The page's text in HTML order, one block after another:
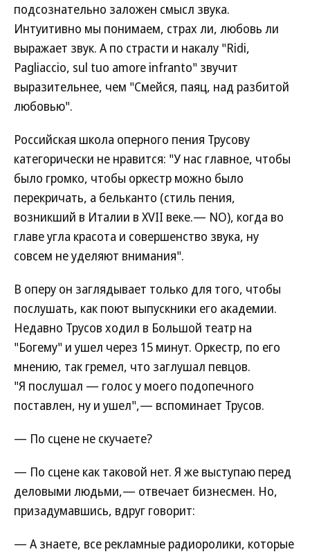
подсознательно заложен смысл звука.
Интуитивно мы понимаем, страх ли, любовь ли
выражает звук. А по страсти и накалу "Ridi,
Pagliaccio, sul tuo amore infranto" звучит
выразительнее, чем "Смейся, паяц, над разбитой
любовью".
Российская школа оперного пения Трусову
категорически не нравится: "У нас главное, чтобы
было громко, чтобы оркестр можно было
перекричать, а бельканто (стиль пения,
возникший в Италии в XVII веке.— NO), когда во
главе угла красота и совершенство звука, ну
совсем не уделяют внимания".
В оперу он заглядывает только для того, чтобы
послушать, как поют выпускники его академии.
Недавно Трусов ходил в Большой театр на
"Богему" и ушел через 15 минут. Оркестр, по его
мнению, так гремел, что заглушал певцов.
"Я послушал — голос у моего подопечного
поставлен, ну и ушел",— вспоминает Трусов.
— По сцене не скучаете?
— По сцене как таковой нет. Я же выступаю перед
деловыми людьми,— отвечает бизнесмен. Но,
призадумавшись, вдруг говорит:
— А знаете, все рекламные радиоролики, которые